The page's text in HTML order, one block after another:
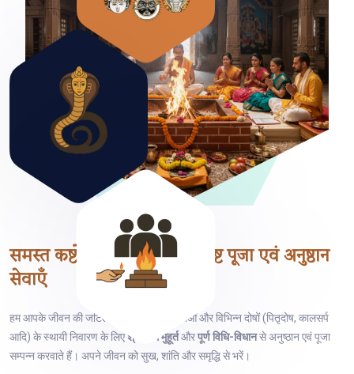
समस्त कष्टों के निवारण हेतु विशिष्ट पूजा एवं अनुष्ठान
सेवाएँ
हम आपके जीवन की जटिल समस्याओं, ग्रह बाधाओं और विभिन्न दोषों (पितृदोष, कालसर्प
आदि) के स्थायी निवारण के लिएश्रेष्ठतम मुहूर्तऔरपूर्ण विधि-विधानसे अनुष्ठान एवं पूजा
सम्पन्न करवाते हैं। अपने जीवन को सुख, शांति और समृद्धि से भरें।